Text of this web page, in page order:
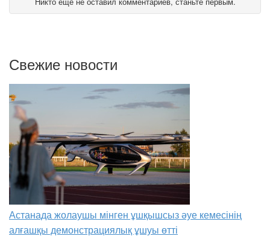
Свежие новости
Астанада жолаушы мінген ұшқышсыз әуе кемесінің
алғашқы демонстрациялық ұшуы өтті